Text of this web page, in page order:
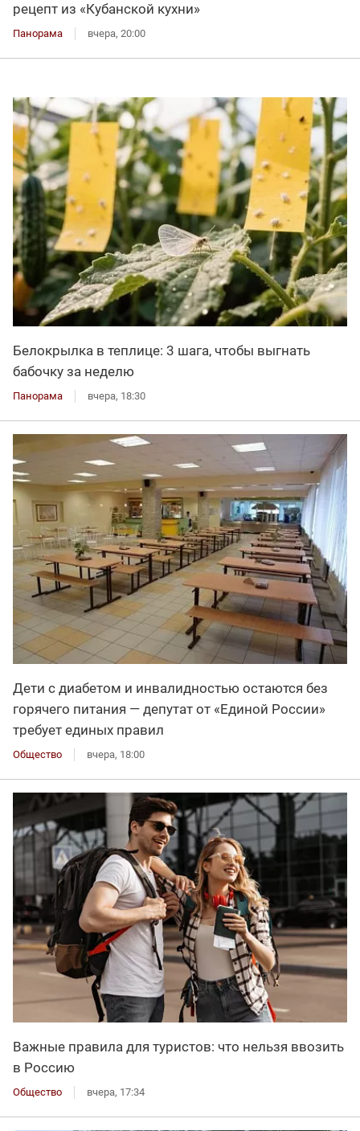
рецепт из «Кубанской кухни»
Панорама вчера, 20:00
Белокрылка в теплице: 3 шага, чтобы выгнать
бабочку за неделю
Панорама вчера, 18:30
Дети с диабетом и инвалидностью остаются без
горячего питания — депутат от «Единой России»
требует единых правил
Общество вчера, 18:00
Важные правила для туристов: что нельзя ввозить
в Россию
Общество вчера, 17:34